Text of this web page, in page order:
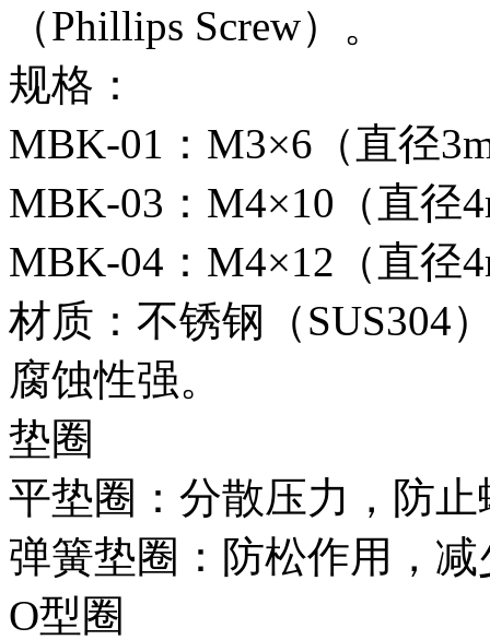
（Phillips Screw）。
规格：
MBK-01：M3×6（直径
MBK-03：M4×10（直径
MBK-04：M4×12（直径
材质：不锈钢（SUS304
腐蚀性强。
垫圈
平垫圈：分散压力，防
弹簧垫圈：防松作用，
O型圈